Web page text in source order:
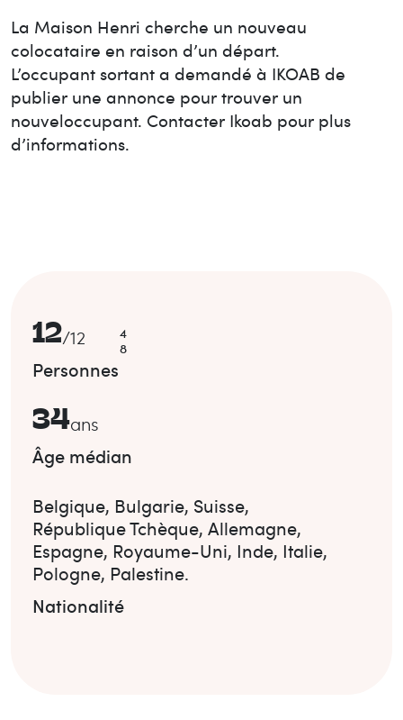
La Maison Henri cherche un nouveau
colocataire en raison d’un départ.
L’occupant sortant a demandé à IKOAB de
publier une annonce pour trouver un
nouveloccupant. Contacter Ikoab pour plus
d’informations.
12/12
4
8
Personnes
34ans
Âge médian
Belgique, Bulgarie, Suisse,
République Tchèque, Allemagne,
Espagne, Royaume-Uni, Inde, Italie,
Pologne, Palestine.
Nationalité